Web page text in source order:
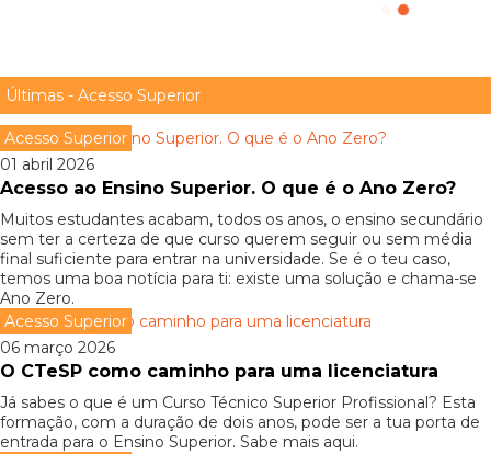
Últimas - Acesso Superior
Acesso Superior
01 abril 2026
Acesso ao Ensino Superior. O que é o Ano Zero?
Muitos estudantes acabam, todos os anos, o ensino secundário
sem ter a certeza de que curso querem seguir ou sem média
final suficiente para entrar na universidade. Se é o teu caso,
temos uma boa notícia para ti: existe uma solução e chama-se
Ano Zero.
Acesso Superior
06 março 2026
O CTeSP como caminho para uma licenciatura
Já sabes o que é um Curso Técnico Superior Profissional? Esta
formação, com a duração de dois anos, pode ser a tua porta de
entrada para o Ensino Superior. Sabe mais aqui.